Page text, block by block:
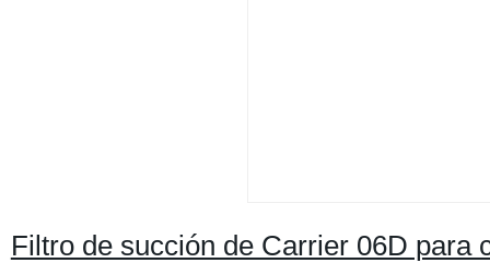
Filtro de succión de Carrier 06D para